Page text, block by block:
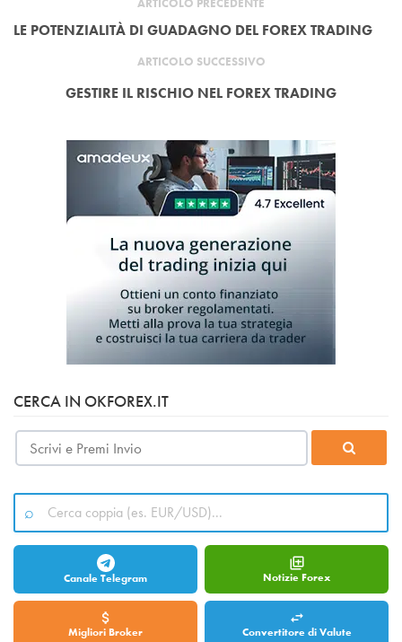
ARTICOLO PRECEDENTE
LE POTENZIALITÀ DI GUADAGNO DEL FOREX TRADING
ARTICOLO SUCCESSIVO
GESTIRE IL RISCHIO NEL FOREX TRADING
CERCA IN OKFOREX.IT
Canale Telegram Notizie Forex
Migliori Broker Convertitore di Valute